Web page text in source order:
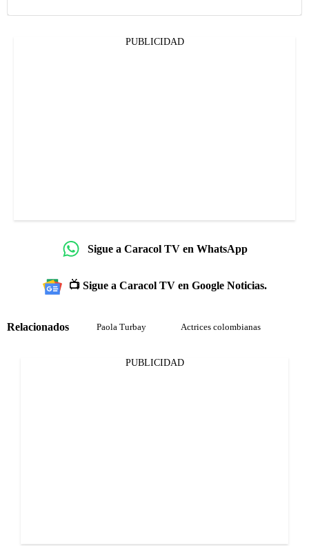
PUBLICIDAD
Sigue a Caracol TV en WhatsApp
📺 Sigue a Caracol TV en Google Noticias.
Relacionados Paola Turbay Actrices colombianas
PUBLICIDAD